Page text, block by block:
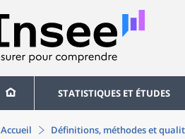
STATISTIQUES ET ÉTUDES
Accueil Définitions, méthodes et